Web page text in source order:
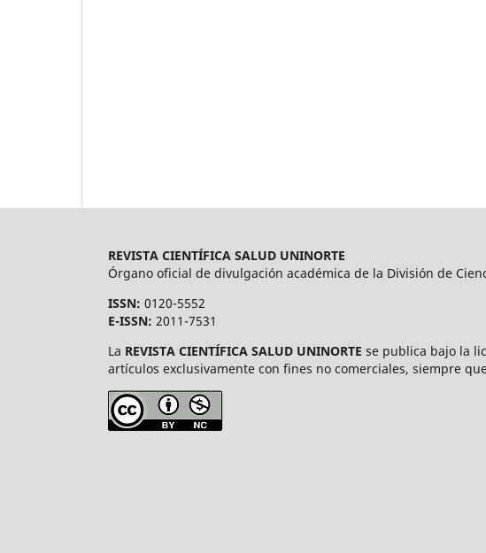
REVISTA CIENTÍFICA SALUD UNINORTE
Órgano oficial de divulgación académica de la División de
ISSN: 0120-5552
E-ISSN: 2011-7531
La REVISTA CIENTÍFICA SALUD UNINORTE se publica bajo la
artículos exclusivamente con fines no comerciales, siempre